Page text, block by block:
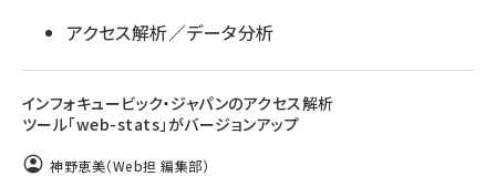
アクセス解析／データ分析
インフォキュービック・ジャパンのアクセス解析
ツール「web-stats」がバージョンアップ
神野恵美（Web担 編集部）